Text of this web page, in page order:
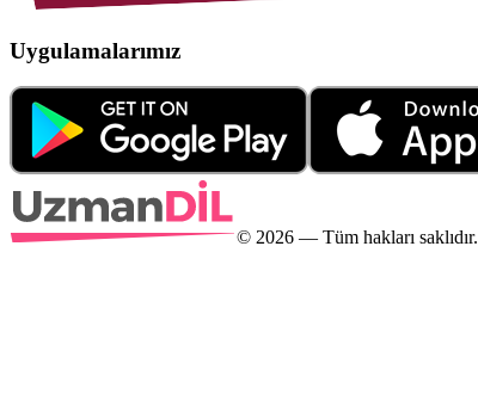
Uygulamalarımız
© 2026 — Tüm hakları saklıdır.